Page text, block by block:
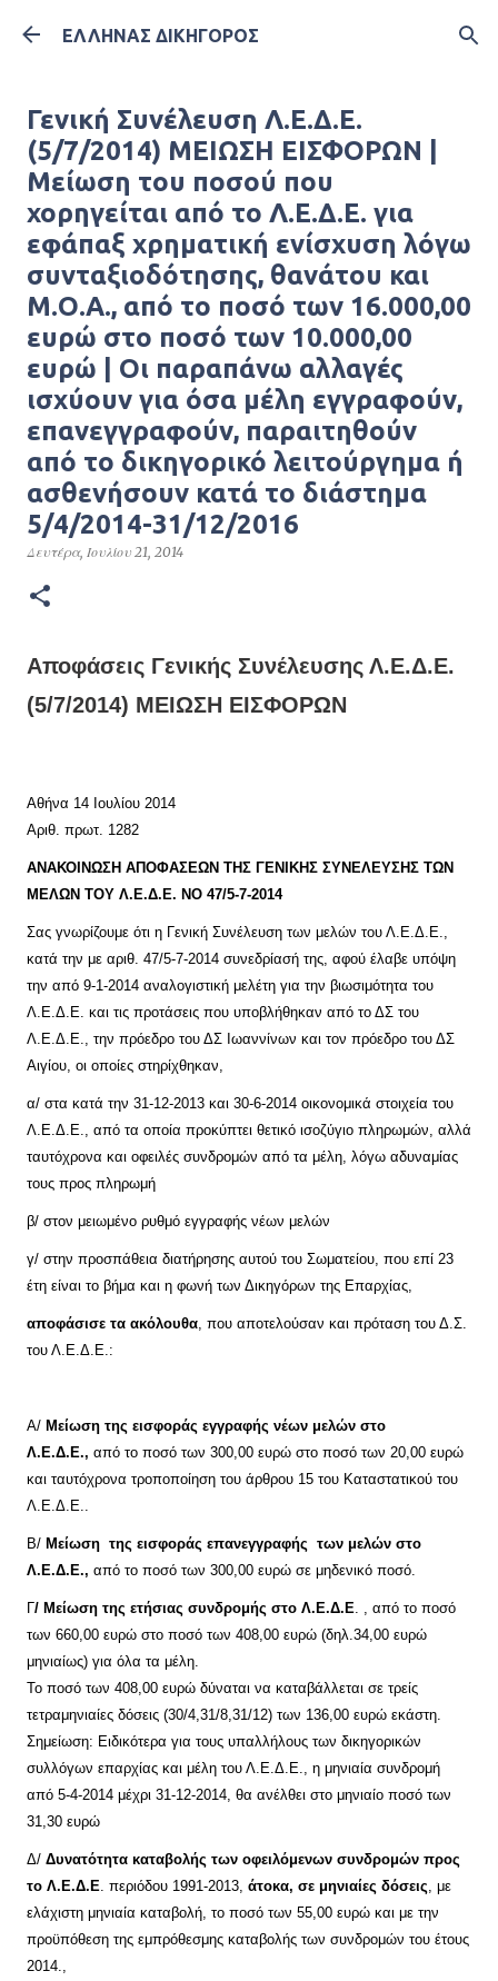
Μετάβαση στο κύριο περιεχόμενο
ΕΛΛΗΝΑΣ ΔΙΚΗΓΟΡΟΣ
Γενική Συνέλευση Λ.Ε.Δ.Ε.
(5/7/2014) ΜΕΙΩΣΗ ΕΙΣΦΟΡΩΝ |
Μείωση του ποσού που
χορηγείται από το Λ.Ε.Δ.Ε. για
εφάπαξ χρηματική ενίσχυση λόγω
συνταξιοδότησης, θανάτου και
Μ.Ο.Α., από το ποσό των 16.000,00
ευρώ στο ποσό των 10.000,00
ευρώ | Οι παραπάνω αλλαγές
ισχύουν για όσα μέλη εγγραφούν,
επανεγγραφούν, παραιτηθούν
από το δικηγορικό λειτούργημα ή
ασθενήσουν κατά το διάστημα
5/4/2014-31/12/2016
Δευτέρα, Ιουλίου 21, 2014
Αποφάσεις Γενικής Συνέλευσης Λ.Ε.Δ.Ε.
(5/7/2014) ΜΕΙΩΣΗ ΕΙΣΦΟΡΩΝ
Αθήνα 14 Ιουλίου 2014
Αριθ. πρωτ. 1282
ΑΝΑΚΟΙΝΩΣΗ ΑΠΟΦΑΣΕΩΝ ΤΗΣ ΓΕΝΙΚΗΣ ΣΥΝΕΛΕΥΣΗΣ ΤΩΝ
ΜΕΛΩΝ ΤΟΥ Λ.Ε.Δ.Ε. ΝΟ 47/5-7-2014
Σας γνωρίζουμε ότι η Γενική Συνέλευση των μελών του Λ.Ε.Δ.Ε.,
κατά την με αριθ. 47/5-7-2014 συνεδρίασή της, αφού έλαβε υπόψη
την από 9-1-2014 αναλογιστική μελέτη για την βιωσιμότητα του
Λ.Ε.Δ.Ε. και τις προτάσεις που υποβλήθηκαν από το ΔΣ του
Λ.Ε.Δ.Ε., την πρόεδρο του ΔΣ Ιωαννίνων και τον πρόεδρο του ΔΣ
Αιγίου, οι οποίες στηρίχθηκαν,
α/ στα κατά την 31-12-2013 και 30-6-2014 οικονομικά στοιχεία του
Λ.Ε.Δ.Ε., από τα οποία προκύπτει θετικό ισοζύγιο πληρωμών, αλλά
ταυτόχρονα και οφειλές συνδρομών από τα μέλη, λόγω αδυναμίας
τους προς πληρωμή
β/ στον μειωμένο ρυθμό εγγραφής νέων μελών
γ/ στην προσπάθεια διατήρησης αυτού του Σωματείου, που επί 23
έτη είναι το βήμα και η φωνή των Δικηγόρων της Επαρχίας,
αποφάσισε τα ακόλουθα, που αποτελούσαν και πρόταση του Δ.Σ.
του Λ.Ε.Δ.Ε.:
Α/ Μείωση της εισφοράς εγγραφής νέων μελών στο
Λ.Ε.Δ.Ε., από το ποσό των 300,00 ευρώ στο ποσό των 20,00 ευρώ
και ταυτόχρονα τροποποίηση του άρθρου 15 του Καταστατικού του
Λ.Ε.Δ.Ε..
Β/ Μείωση της εισφοράς επανεγγραφής των μελών στο
Λ.Ε.Δ.Ε., από το ποσό των 300,00 ευρώ σε μηδενικό ποσό.
Γ/ Μείωση της ετήσιας συνδρομής στο Λ.Ε.Δ.Ε. , από το ποσό
των 660,00 ευρώ στο ποσό των 408,00 ευρώ (δηλ.34,00 ευρώ
μηνιαίως) για όλα τα μέλη.
Το ποσό των 408,00 ευρώ δύναται να καταβάλλεται σε τρείς
τετραμηνιαίες δόσεις (30/4,31/8,31/12) των 136,00 ευρώ εκάστη.
Σημείωση: Ειδικότερα για τους υπαλλήλους των δικηγορικών
συλλόγων επαρχίας και μέλη του Λ.Ε.Δ.Ε., η μηνιαία συνδρομή
από 5-4-2014 μέχρι 31-12-2014, θα ανέλθει στο μηνιαίο ποσό των
31,30 ευρώ
Δ/ Δυνατότητα καταβολής των οφειλόμενων συνδρομών προς
το Λ.Ε.Δ.Ε. περιόδου 1991-2013, άτοκα, σε μηνιαίες δόσεις, με
ελάχιστη μηνιαία καταβολή, το ποσό των 55,00 ευρώ και με την
προϋπόθεση της εμπρόθεσμης καταβολής των συνδρομών του έτους
2014.,